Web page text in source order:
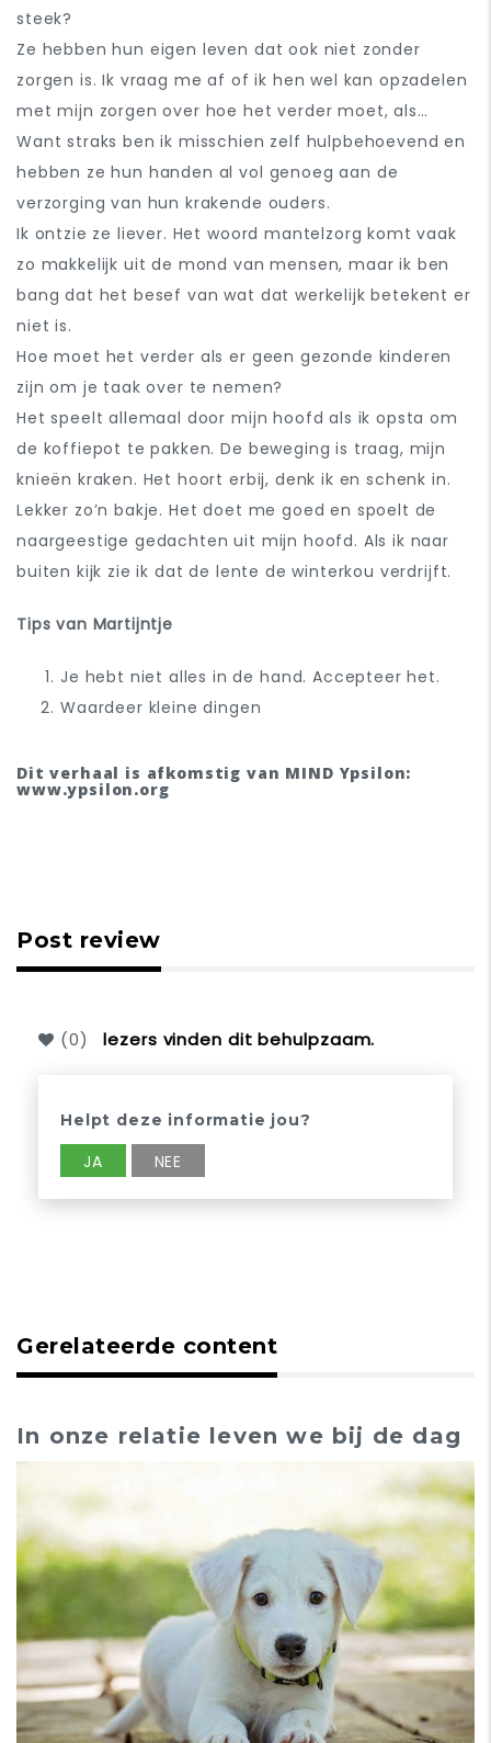
steek?
Ze hebben hun eigen leven dat ook niet zonder
zorgen is. Ik vraag me af of ik hen wel kan opzadelen
met mijn zorgen over hoe het verder moet, als…
Want straks ben ik misschien zelf hulpbehoevend en
hebben ze hun handen al vol genoeg aan de
verzorging van hun krakende ouders.
Ik ontzie ze liever. Het woord mantelzorg komt vaak
zo makkelijk uit de mond van mensen, maar ik ben
bang dat het besef van wat dat werkelijk betekent er
niet is.
Hoe moet het verder als er geen gezonde kinderen
zijn om je taak over te nemen?
Het speelt allemaal door mijn hoofd als ik opsta om
de koffiepot te pakken. De beweging is traag, mijn
knieën kraken. Het hoort erbij, denk ik en schenk in.
Lekker zo’n bakje. Het doet me goed en spoelt de
naargeestige gedachten uit mijn hoofd. Als ik naar
buiten kijk zie ik dat de lente de winterkou verdrijft.
Tips van Martijntje
Je hebt niet alles in de hand. Accepteer het.
Waardeer kleine dingen
Dit verhaal is afkomstig van MIND Ypsilon:
www.ypsilon.org
Post review
(0) lezers vinden dit behulpzaam.
Helpt deze informatie jou?
JA NEE
Gerelateerde content
In onze relatie leven we bij de dag